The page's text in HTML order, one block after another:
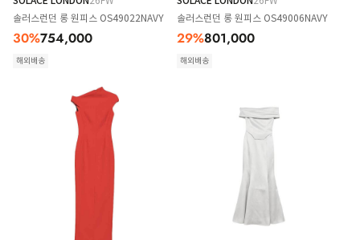
솔러스런던 롱 원피스 OS49022NAVY
30%754,000
해외배송
솔러스런던 롱 원피스 OS49006NAVY
29%801,000
해외배송